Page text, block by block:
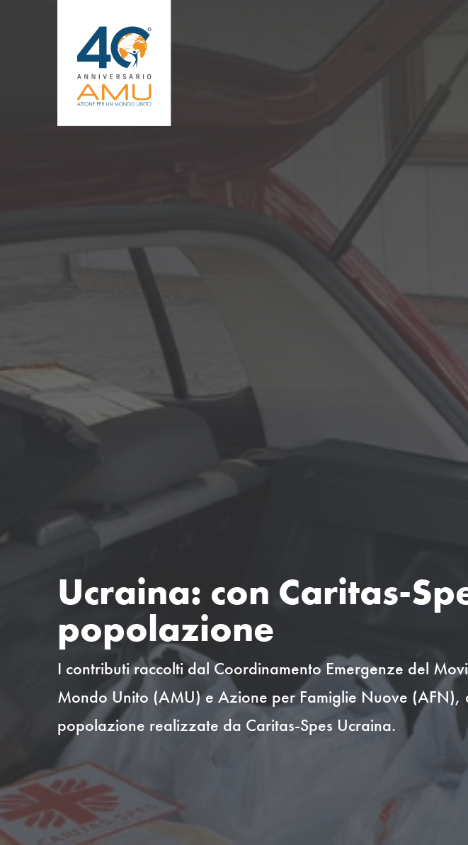
Ucraina: con Caritas-
popolazione
I contributi raccolti dal Coordinamento Emergenze del
Mondo Unito (AMU) e Azione per Famiglie Nuove (AFN),
popolazione realizzate da Caritas-Spes Ucraina.